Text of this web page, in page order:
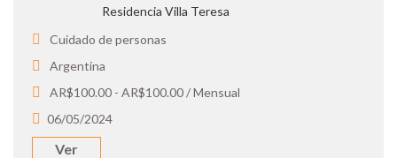
Residencia Villa Teresa
Cuidado de personas
Argentina
AR$100.00 - AR$100.00 / Mensual
06/05/2024
Ver